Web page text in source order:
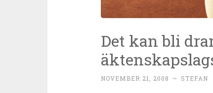
Det kan bli
NOVEMBER 21, 2008 ~ STEFAN